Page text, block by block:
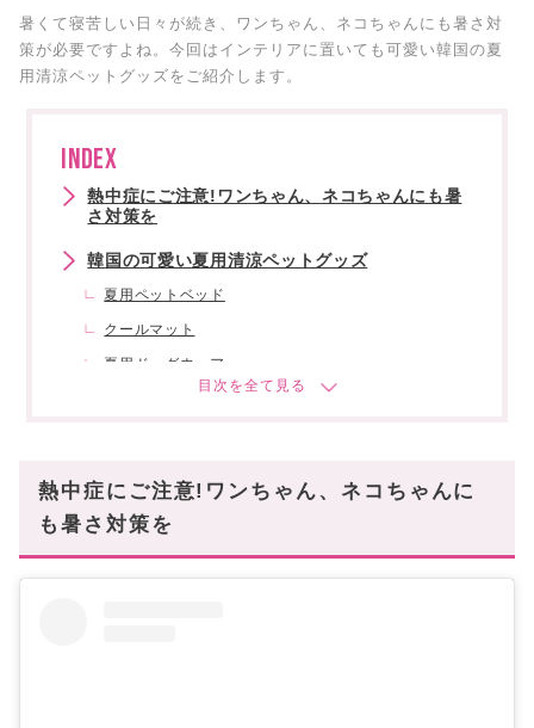
暑くて寝苦しい日々が続き、ワンちゃん、ネコちゃんにも暑さ対
策が必要ですよね。今回はインテリアに置いても可愛い韓国の夏
用清涼ペットグッズをご紹介します。
INDEX
熱中症にご注意!ワンちゃん、ネコちゃんにも暑
さ対策を
韓国の可愛い夏用清涼ペットグッズ
夏用ペットベッド
クールマット
夏用ドッグウェア
熱中症にご注意!ワンちゃん、ネコちゃんに
も暑さ対策を